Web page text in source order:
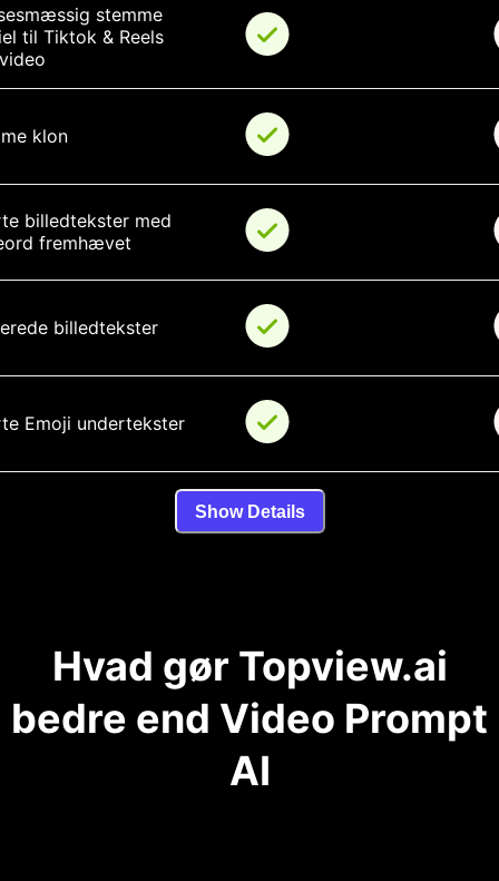
stemme
til Tiktok & Reels
klon
billedtekster med
fremhævet
billedtekster
Emoji undertekster
Show Details
Hvad gør Topview.ai
bedre end Video Prompt
AI